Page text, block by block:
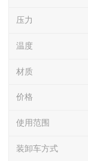
压力
温度
材质
价格
使用范围
装卸车方式